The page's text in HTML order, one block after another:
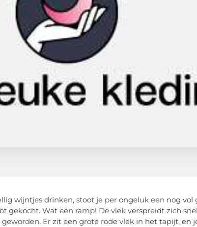
wijntjes drinken, stoot je per ongeluk een nog
gekocht. Wat een ramp! De vlek verspreidt zich
Er zit een grote rode vlek in het tapijt, en